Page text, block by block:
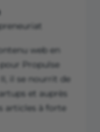
web en
Propulse
il se nourrit de
et auprès
articles à forte